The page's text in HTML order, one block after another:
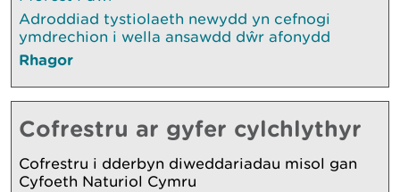
Adroddiad tystiolaeth newydd yn cefnogi
ymdrechion i wella ansawdd dŵr afonydd
Rhagor
Cofrestru ar gyfer cylchlythyr
Cofrestru i dderbyn diweddariadau misol gan
Cyfoeth Naturiol Cymru